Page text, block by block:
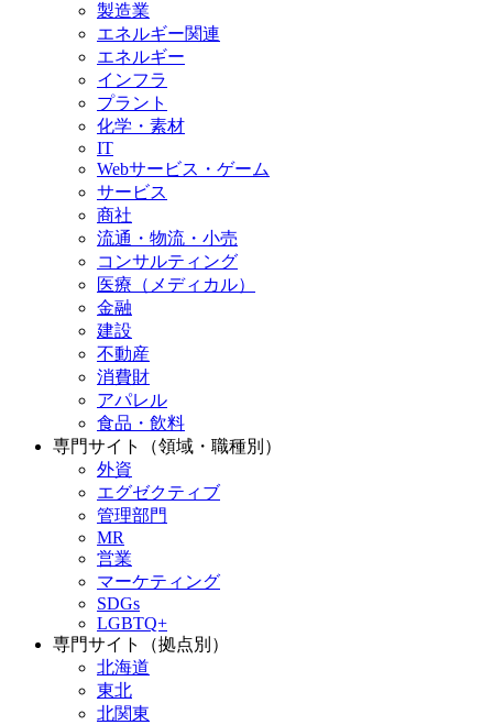
製造業
エネルギー関連
エネルギー
インフラ
プラント
化学・素材
IT
Webサービス・ゲーム
サービス
商社
流通・物流・小売
コンサルティング
医療（メディカル）
金融
建設
不動産
消費財
アパレル
食品・飲料
専門サイト（領域・職種別）
外資
エグゼクティブ
管理部門
MR
営業
マーケティング
SDGs
LGBTQ+
専門サイト（拠点別）
北海道
東北
北関東